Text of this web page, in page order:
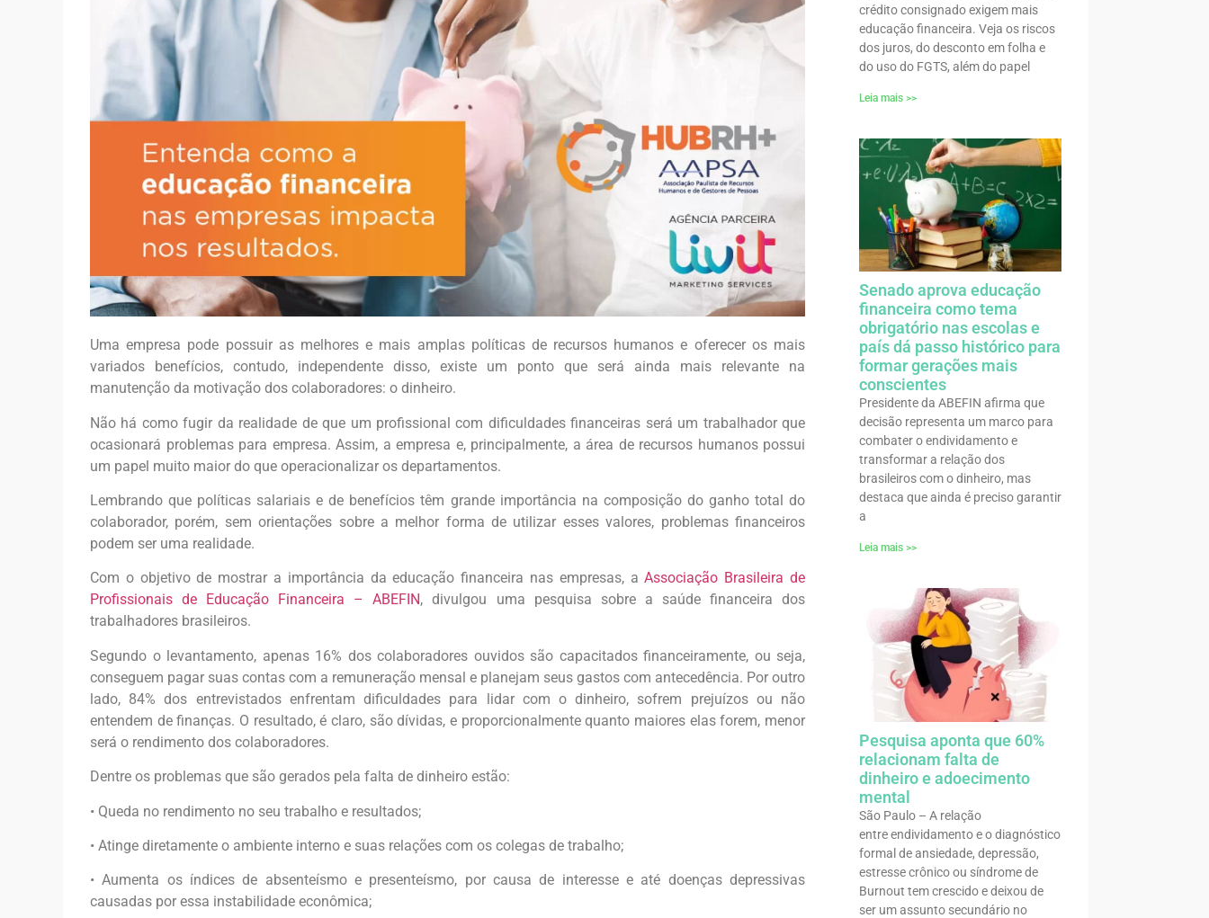
Uma empresa pode possuir as melhores e mais amplas políticas de recursos humanos e oferecer os mais
variados benefícios, contudo, independente disso, existe um ponto que será ainda mais relevante na
manutenção da motivação dos colaboradores: o dinheiro.
Não há como fugir da realidade de que um profissional com dificuldades financeiras será um trabalhador que
ocasionará problemas para empresa. Assim, a empresa e, principalmente, a área de recursos humanos possui
um papel muito maior do que operacionalizar os departamentos.
Lembrando que políticas salariais e de benefícios têm grande importância na composição do ganho total do
colaborador, porém, sem orientações sobre a melhor forma de utilizar esses valores, problemas financeiros
podem ser uma realidade.
Com o objetivo de mostrar a importância da educação financeira nas empresas, aAssociação Brasileira de
Profissionais de Educação Financeira – ABEFIN, divulgou uma pesquisa sobre a saúde financeira dos
trabalhadores brasileiros.
Segundo o levantamento, apenas 16% dos colaboradores ouvidos são capacitados financeiramente, ou seja,
conseguem pagar suas contas com a remuneração mensal e planejam seus gastos com antecedência. Por outro
lado, 84% dos entrevistados enfrentam dificuldades para lidar com o dinheiro, sofrem prejuízos ou não
entendem de finanças. O resultado, é claro, são dívidas, e proporcionalmente quanto maiores elas forem, menor
será o rendimento dos colaboradores.
Dentre os problemas que são gerados pela falta de dinheiro estão:
• Queda no rendimento no seu trabalho e resultados;
• Atinge diretamente o ambiente interno e suas relações com os colegas de trabalho;
• Aumenta os índices de absenteísmo e presenteísmo, por causa de interesse e até doenças depressivas
causadas por essa instabilidade econômica;
crédito consignado exigem mais
educação financeira. Veja os riscos
dos juros, do desconto em folha e
do uso do FGTS, além do papel
Leia mais >>
Senado aprova educação
financeira como tema
obrigatório nas escolas e
país dá passo histórico para
formar gerações mais
conscientes
Presidente da ABEFIN afirma que
decisão representa um marco para
combater o endividamento e
transformar a relação dos
brasileiros com o dinheiro, mas
destaca que ainda é preciso garantir
a
Leia mais >>
Pesquisa aponta que 60%
relacionam falta de
dinheiro e adoecimento
mental
São Paulo – A relação
entre endividamento e o diagnóstico
formal de ansiedade, depressão,
estresse crônico ou síndrome de
Burnout tem crescido e deixou de
ser um assunto secundário no